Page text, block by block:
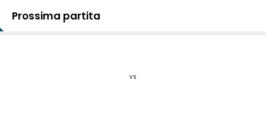
Prossima partita
vs